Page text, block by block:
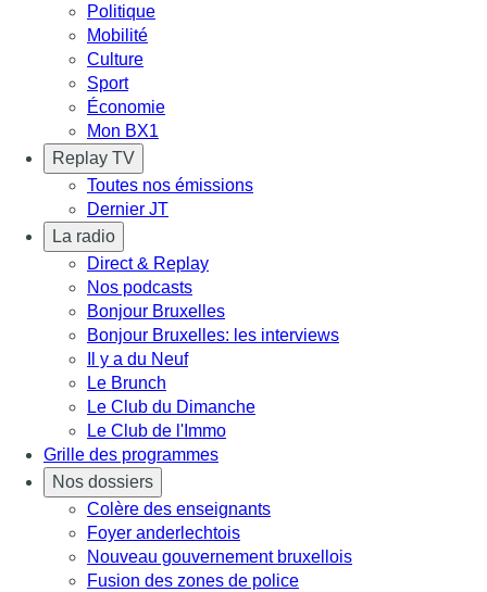
Politique
Mobilité
Culture
Sport
Économie
Mon BX1
Replay TV
Toutes nos émissions
Dernier JT
La radio
Direct & Replay
Nos podcasts
Bonjour Bruxelles
Bonjour Bruxelles: les interviews
Il y a du Neuf
Le Brunch
Le Club du Dimanche
Le Club de l'Immo
Grille des programmes
Nos dossiers
Colère des enseignants
Foyer anderlechtois
Nouveau gouvernement bruxellois
Fusion des zones de police